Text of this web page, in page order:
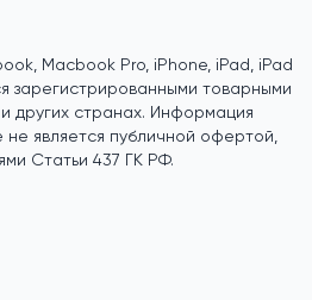
Macbook Pro, iPhone, iPad, iPad
зарегистрированными товарными
других странах. Информация
является публичной офертой,
Статьи 437 ГК РФ.